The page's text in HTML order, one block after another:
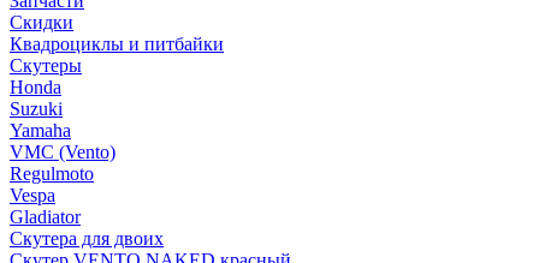
Скидки
Квадроциклы и питбайки
Скутеры
Honda
Suzuki
Yamaha
VMC (Vento)
Regulmoto
Vespa
Gladiator
Скутера для двоих